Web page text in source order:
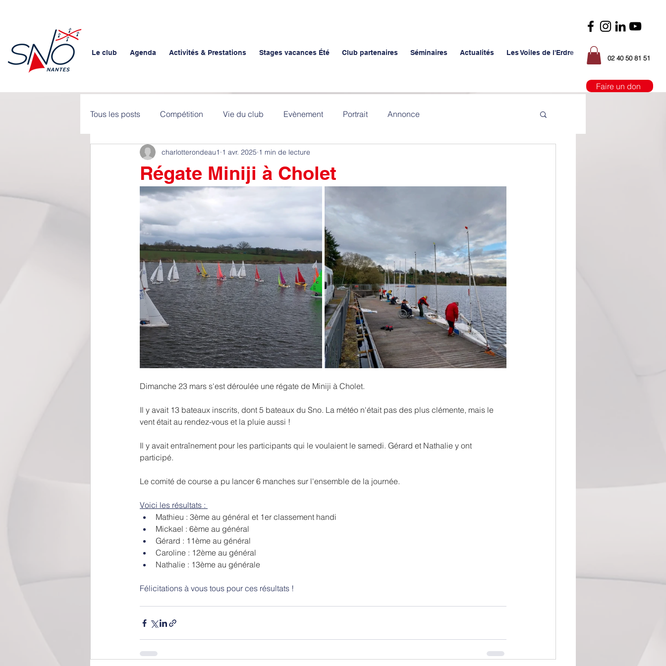
Le club Agenda Activités & Prestations Stages vacances Été Club partenaires Séminaires Actualités Les Voiles de l'Erdre
02 40 50 81 51
Faire un don
Tous les posts Compétition Vie du club Evènement Portrait Annonce
Régate Miniji à Cholet
charlotterondeau1 1 avr. 2025 1 min de lecture
Dimanche 23 mars s'est déroulée une régate de Miniji à Cholet.
Il y avait 13 bateaux inscrits, dont 5 bateaux du Sno. La météo n'était pas des plus clémente, mais le
vent était au rendez-vous et la pluie aussi !
Il y avait entraînement pour les participants qui le voulaient le samedi. Gérard et Nathalie y ont
participé.
Le comité de course a pu lancer 6 manches sur l'ensemble de la journée.
Voici les résultats :
Mathieu : 3ème au général et 1er classement handi
Mickael : 6ème au général
Gérard : 11ème au général
Caroline : 12ème au général
Nathalie : 13ème au générale
Félicitations à vous tous pour ces résultats !